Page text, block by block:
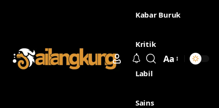
Kabar Buruk
Kritik
Labil
Sains
Aa